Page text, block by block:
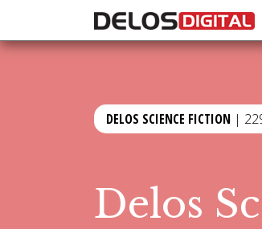
DELOS SCIENCE FICTION |
Delos